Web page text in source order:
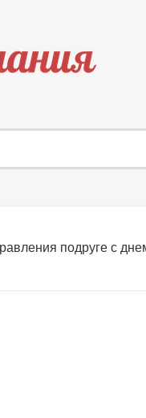
подруге с